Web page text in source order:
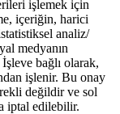
işlemek için
içeriğin, harici
analiz/
medyanın
bağlı olarak,
işlenir. Bu onay
değildir ve sol
iptal edilebilir.